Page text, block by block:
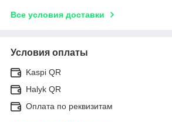
Все условия доставки
Условия оплаты
Kaspi QR
Halyk QR
Оплата по реквизитам